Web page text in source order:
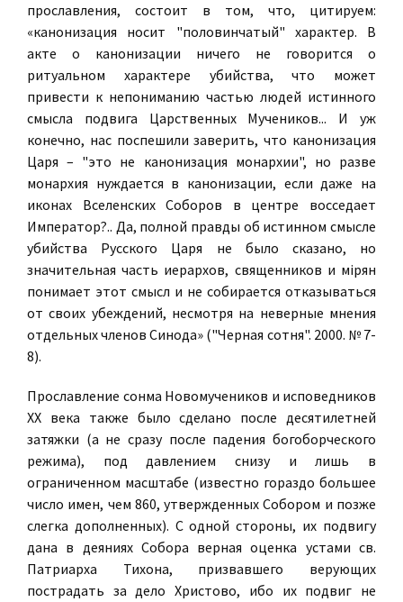
прославления, состоит в том, что, цитируем:
«канонизация носит "половинчатый" характер. В
акте о канонизации ничего не говорится о
ритуальном характере убийства, что может
привести к непониманию частью людей истинного
смысла подвига Царственных Мучеников... И уж
конечно, нас поспешили заверить, что канонизация
Царя – "это не канонизация монархии", но разве
монархия нуждается в канонизации, если даже на
иконах Вселенских Соборов в центре восседает
Император?.. Да, полной правды об истинном смысле
убийства Русского Царя не было сказано, но
значительная часть иерархов, священников и мiрян
понимает этот смысл и не собирается отказываться
от своих убеждений, несмотря на неверные мнения
отдельных членов Синода» ("Черная сотня". 2000. № 7-
8).
Прославление сонма Новомучеников и исповедников
ХХ века также было сделано после десятилетней
затяжки (а не сразу после падения богоборческого
режима), под давлением снизу и лишь в
ограниченном масштабе (известно гораздо большее
число имен, чем 860, утвержденных Собором и позже
слегка дополненных). С одной стороны, их подвигу
дана в деяниях Собора верная оценка устами св.
Патриарха Тихона, призвавшего верующих
пострадать за дело Христово, ибо их подвиг не